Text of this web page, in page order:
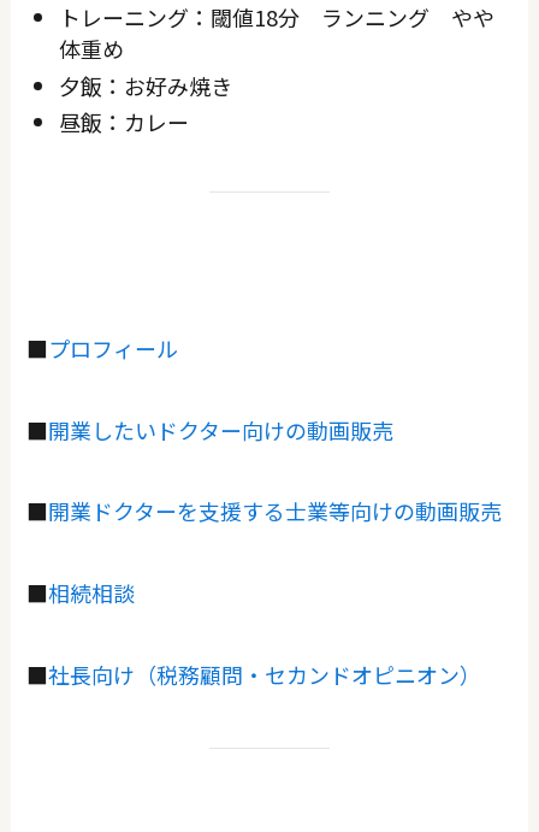
トレーニング：閾値18分 ランニング やや
体重め
夕飯：お好み焼き
昼飯：カレー
■プロフィール
■開業したいドクター向けの動画販売
■開業ドクターを支援する士業等向けの動画販売
■相続相談
■社長向け（税務顧問・セカンドオピニオン）